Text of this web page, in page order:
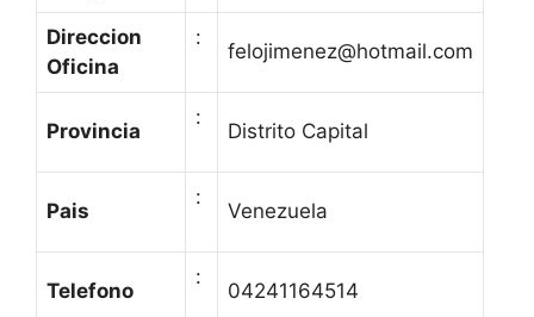
Direccion
Oficina
:
felojimenez@hotmail.com
Provincia
:
Distrito Capital
Pais
:
Venezuela
Telefono
:
04241164514